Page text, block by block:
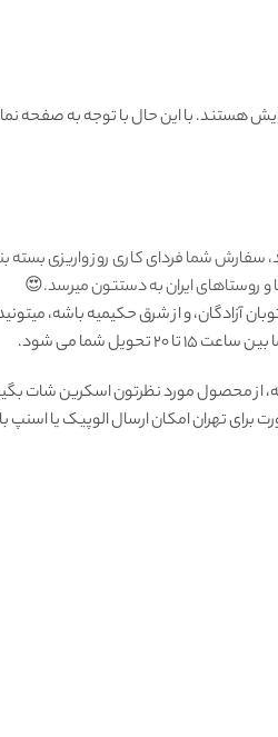
با این حال با توجه به صفحه
سفارش شما فردای کاری روز واریزی
روستاهای ایران به دستتون میرسد.😍
آزادگان، و از شرق حکیمیه باشه،
شما مى شود.
محصول مورد نظرتون اسکرین شات
برای تهران امکان ارسال الوپیک یا